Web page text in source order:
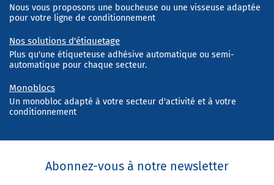
Nous vous proposons une boucheuse ou une visseuse adaptée
pour votre ligne de conditionnement
Nos solutions d'étiquetage
Plus qu'une étiqueteuse adhésive automatique ou semi-
automatique pour chaque secteur.
Monoblocs
Un monobloc adapté à votre secteur d'activité et à votre
conditionnement
Abonnez-vous à notre newsletter